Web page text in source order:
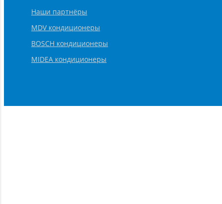
Наши партнёры
MDV кондиционеры
BOSCH кондиционеры
MIDEA кондиционеры